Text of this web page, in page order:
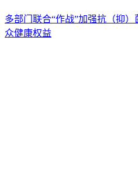
多部门联合“作战”加强抗（抑
众健康权益